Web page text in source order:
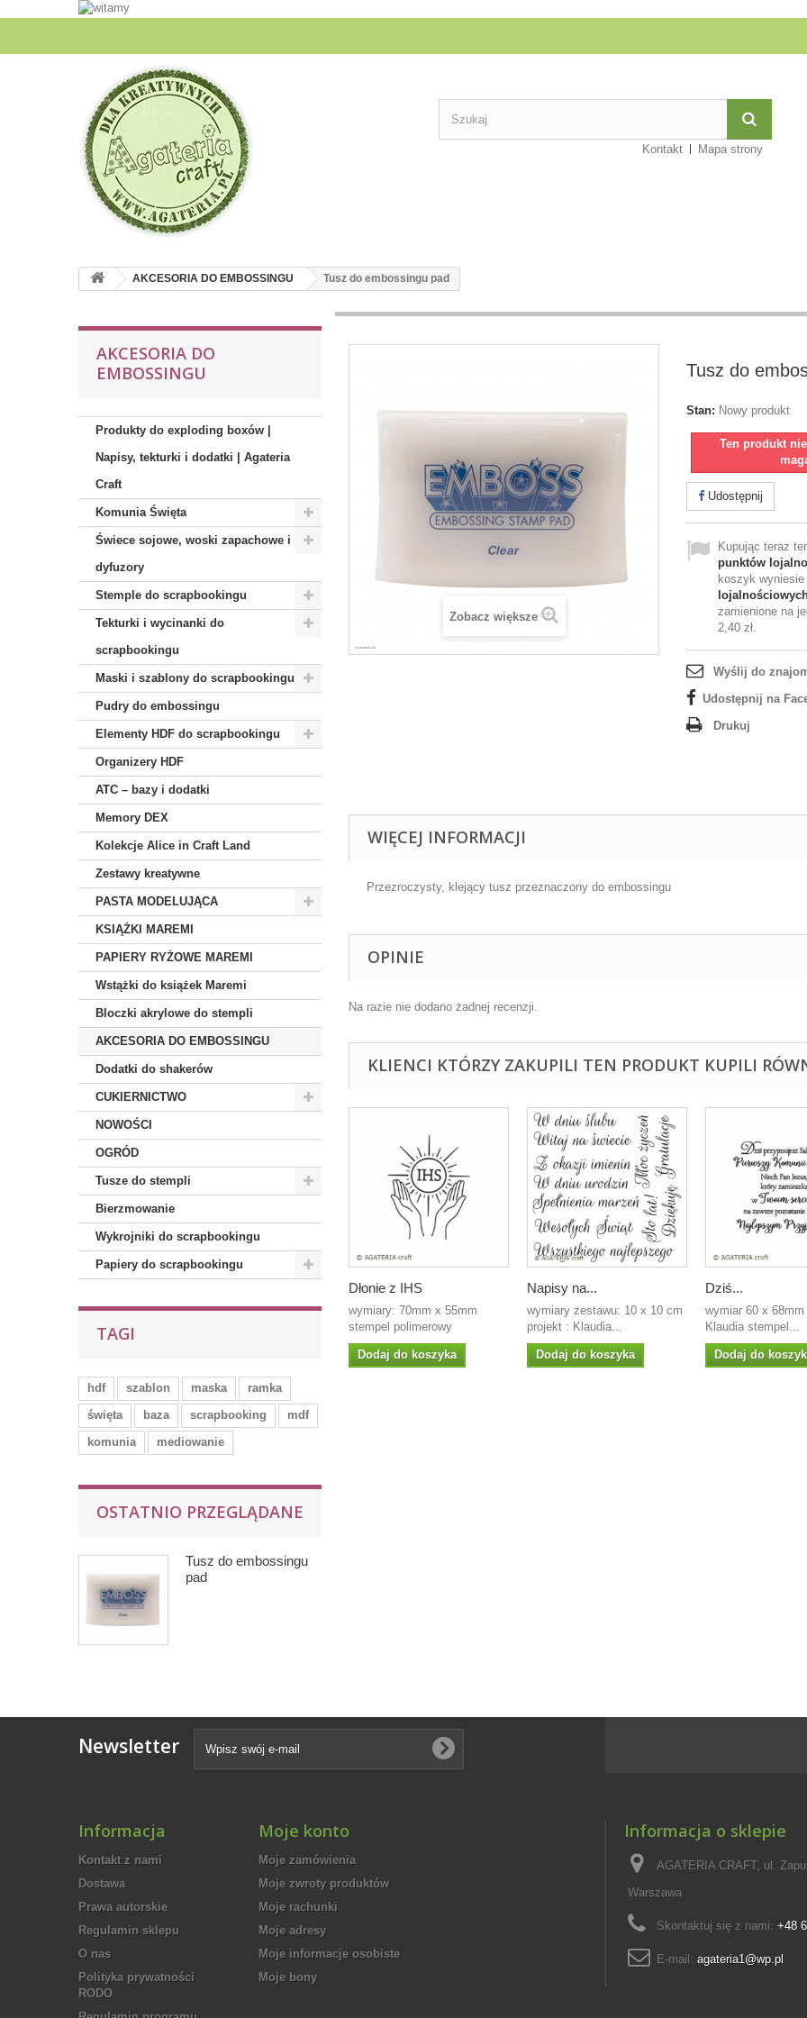
Kontakt Mapa strony
AKCESORIA DO EMBOSSINGU Tusz do embossingu pad
AKCESORIA DO
EMBOSSINGU
Produkty do exploding boxów |
Napisy, tekturki i dodatki | Agateria
Craft
Komunia Święta
Świece sojowe, woski zapachowe i
dyfuzory
Stemple do scrapbookingu
Tekturki i wycinanki do
scrapbookingu
Maski i szablony do scrapbookingu
Pudry do embossingu
Elementy HDF do scrapbookingu
Organizery HDF
ATC – bazy i dodatki
Memory DEX
Kolekcje Alice in Craft Land
Zestawy kreatywne
PASTA MODELUJĄCA
KSIĄŻKI MAREMI
PAPIERY RYŻOWE MAREMI
Wstążki do książek Maremi
Bloczki akrylowe do stempli
AKCESORIA DO EMBOSSINGU
Dodatki do shakerów
CUKIERNICTWO
NOWOŚCI
OGRÓD
Tusze do stempli
Bierzmowanie
Wykrojniki do scrapbookingu
Papiery do scrapbookingu
TAGI
hdf szablon maska
ramka
święta
baza scrapbooking
mdf
komunia
mediowanie
OSTATNIO PRZEGLĄDANE
Tusz do embossingu
pad
Zobacz większe
Tusz do
Stan: Nowy produkt
Ten produkt
Udostępnij
Kupując teraz
punktów
koszyk wyniesie
zamienione na
2,40 zł.
Wyślij do
Udostępnij na
Drukuj
WIĘCEJ INFORMACJI
Przezroczysty, klejący tusz przeznaczony do embossingu
OPINIE
Na razie nie dodano żadnej recenzji.
KLIENCI KTÓRZY ZAKUPILI TEN PRODUKT KUPILI
Dłonie z IHS
wymiary: 70mm x 55mm
stempel polimerowy
Dodaj do koszyka
Napisy na...
wymiary zestawu: 10 x 10 cm
projekt : Klaudia...
Dodaj do koszyka
Dziś...
wymiar 60 x
Klaudia stempel...
Dodaj do
Newsletter
Informacja
Kontakt z nami
Dostawa
Prawa autorskie
Regulamin sklepu
O nas
Polityka prywatności
RODO
Moje konto
Moje zamówienia
Moje zwroty produktów
Moje rachunki
Moje adresy
Moje informacje osobiste
Moje bony
Informacja o sklepie
AGATERIA CRAFT, ul.
Warszawa
Skontaktuj się z nami: +48
E-mail: agateria1@wp.pl